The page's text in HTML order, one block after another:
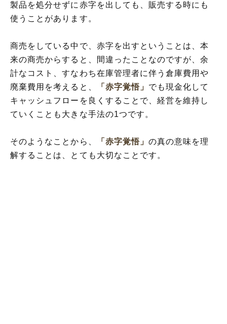
製品を処分せずに赤字を出しても、販売する時にも
使うことがあります。
商売をしている中で、赤字を出すということは、本
来の商売からすると、間違ったことなのですが、余
計なコスト、すなわち在庫管理者に伴う倉庫費用や
廃棄費用を考えると、
「赤字覚悟」 でも現金化して
キャッシュフローを良くすることで、経営を維持し
ていくことも大きな手法の1つです。
そのようなことから、 「赤字覚悟」の真の意味を理
解することは、とても大切なことです。